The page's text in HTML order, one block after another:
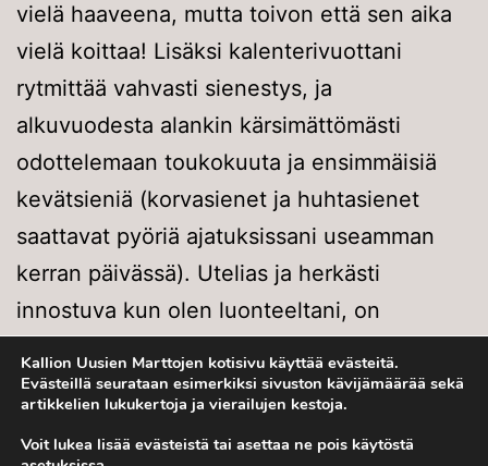
vielä haaveena, mutta toivon että sen aika
vielä koittaa! Lisäksi kalenterivuottani
rytmittää vahvasti sienestys, ja
alkuvuodesta alankin kärsimättömästi
odottelemaan toukokuuta ja ensimmäisiä
kevätsieniä (korvasienet ja huhtasienet
saattavat pyöriä ajatuksissani useamman
kerran päivässä). Utelias ja herkästi
innostuva kun olen luonteeltani, on
löytää myös uusia kiinnostuksen kohteita ja
kokeilla myös ihan uusia juttuja matalalla
kynnyksellä.
Kallion Uusien Marttojen kotisivu käyttää evästeitä.
Evästeillä seurataan esimerkiksi sivuston kävijämäärää sekä
artikkelien lukukertoja ja vierailujen kestoja.
Voit lukea lisää evästeistä tai asettaa ne pois käytöstä